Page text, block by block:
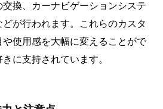
換、カーナビゲーションシステ
が行われます。これらのカスタ
使用感を大幅に変えることがで
に支持されています。